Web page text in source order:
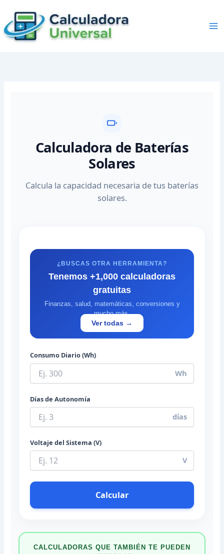
content
Calculadora de Baterías
Solares
Calcula la capacidad necesaria de tus baterías
solares.
¿BUSCAS OTRA HERRAMIENTA?
Tenemos +1,000 calculadoras
gratuitas
Finanzas, salud, matemáticas, conversiones y
mucho más.
Ver todas →
Consumo Diario (Wh)
Wh
Días de Autonomía
días
Voltaje del Sistema (V)
V
Calcular
CALCULADORAS QUE TAMBIÉN TE PUEDEN